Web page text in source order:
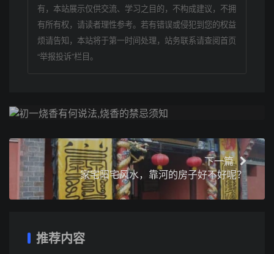
有，本站展示仅供交流、学习之目的，不构成建议，不拥
有所有权，请读者理性参考。若有错误或侵犯到您的权益
烦请告知，本站将于第一时间处理，站务联系请查阅首页
“举报投诉”栏目。
下一篇
家宅阳宅风水，靠河的房子好不好呢？
推荐内容